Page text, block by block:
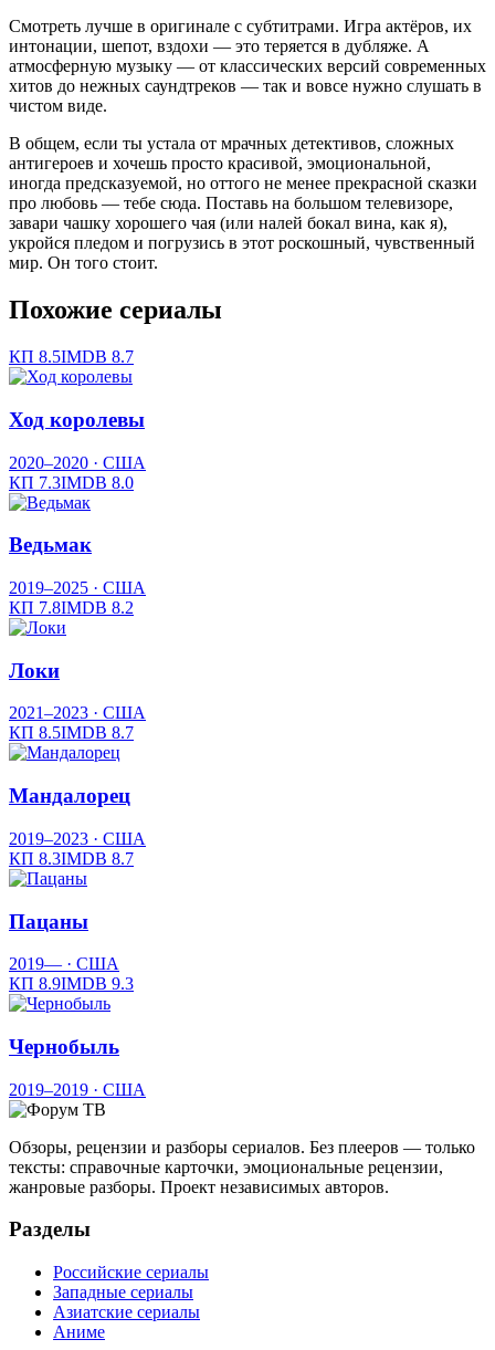
Смотреть лучше в оригинале с субтитрами. Игра актёров, их
интонации, шепот, вздохи — это теряется в дубляже. А
атмосферную музыку — от классических версий современных
хитов до нежных саундтреков — так и вовсе нужно слушать в
чистом виде.
В общем, если ты устала от мрачных детективов, сложных
антигероев и хочешь просто красивой, эмоциональной,
иногда предсказуемой, но оттого не менее прекрасной сказки
про любовь — тебе сюда. Поставь на большом телевизоре,
завари чашку хорошего чая (или налей бокал вина, как я),
укройся пледом и погрузись в этот роскошный, чувственный
мир. Он того стоит.
Похожие сериалы
КП 8.5IMDB 8.7
Ход королевы
2020–2020 · США
КП 7.3IMDB 8.0
Ведьмак
2019–2025 · США
КП 7.8IMDB 8.2
Локи
2021–2023 · США
КП 8.5IMDB 8.7
Мандалорец
2019–2023 · США
КП 8.3IMDB 8.7
Пацаны
2019— · США
КП 8.9IMDB 9.3
Чернобыль
2019–2019 · США
Обзоры, рецензии и разборы сериалов. Без плееров — только
тексты: справочные карточки, эмоциональные рецензии,
жанровые разборы. Проект независимых авторов.
Разделы
Российские сериалы
Западные сериалы
Азиатские сериалы
Аниме